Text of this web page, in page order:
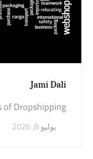
Jami Dali
of Dropshipping
يوليو 8, 2026